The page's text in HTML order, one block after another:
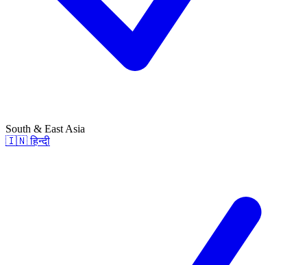
South & East Asia
🇮🇳 हिन्दी